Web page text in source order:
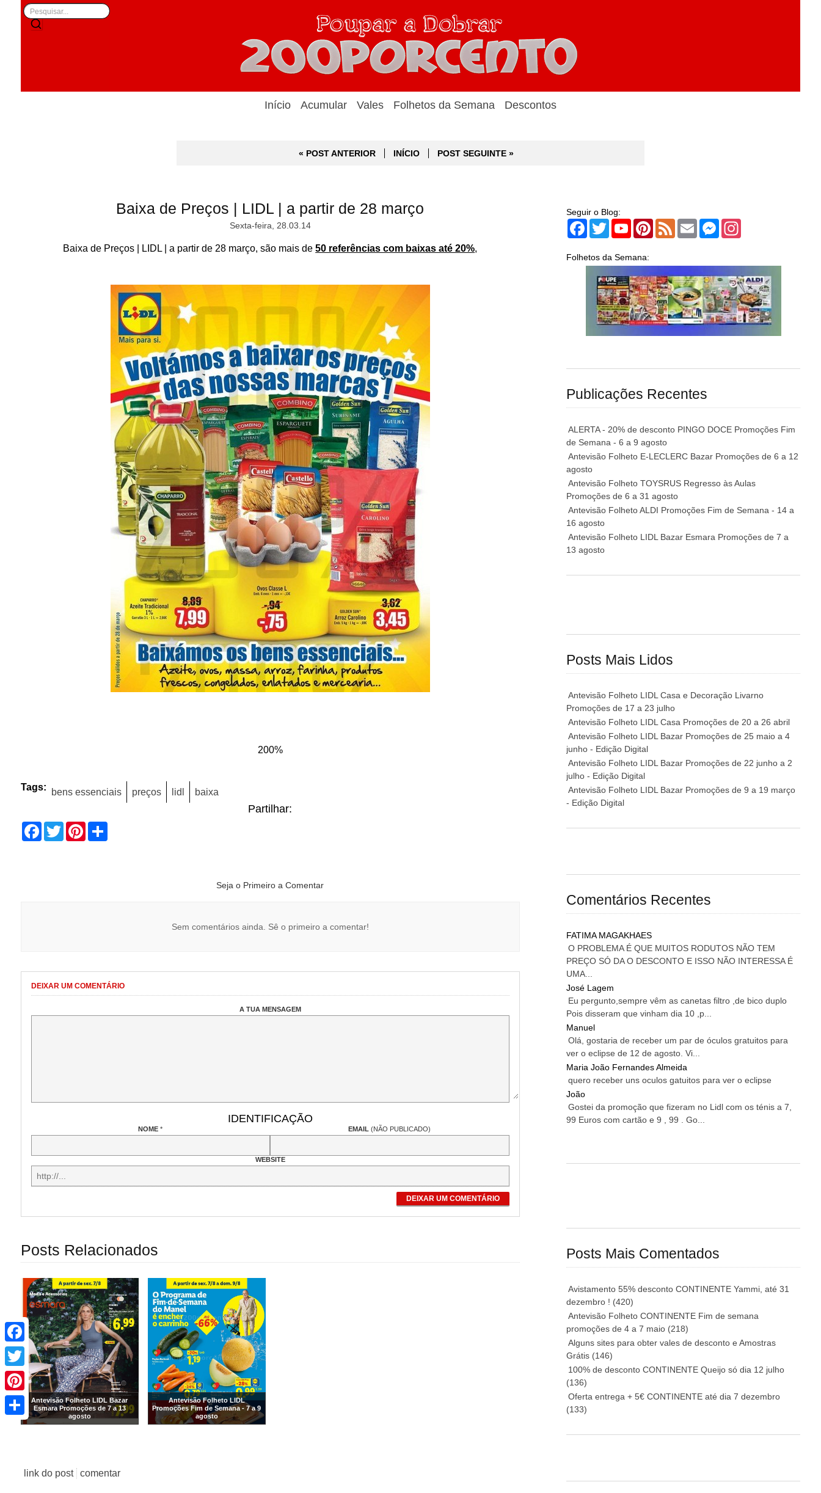
Início Acumular Vales Folhetos da Semana Descontos
« POST ANTERIOR INÍCIO POST SEGUINTE »
Baixa de Preços | LIDL | a partir de 28 março
Sexta-feira, 28.03.14
Baixa de Preços | LIDL | a partir de 28 março, são mais de50 referências com baixas até 20%
200%
Tags: bens essenciais preços lidl baixa
Partilhar:
Facebook
TwitterPinterest
Share
Seja o Primeiro a Comentar
Sem comentários ainda. Sê o primeiro a comentar!
DEIXAR UM COMENTÁRIO
A TUA MENSAGEM
IDENTIFICAÇÃO
NOME* EMAIL(NÃO PUBLICADO)
WEBSITE
DEIXAR UM COMENTÁRIO
Posts Relacionados
Antevisão Folheto LIDL Bazar
Esmara Promoções de 7 a 13
agosto
Antevisão Folheto LIDL
Promoções Fim de Semana - 7 a 9
agosto
link do post comentar
Seguir o Blog:
Facebook
TwitterYouTubePinterest
Feed Email Messenger
Folhetos da Semana:
Publicações Recentes
ALERTA - 20% de desconto PINGO DOCE Promoções Fim
de Semana - 6 a 9 agosto
Antevisão Folheto E-LECLERC Bazar Promoções de 6 a 12
agosto
Antevisão Folheto TOYSRUS Regresso às Aulas
Promoções de 6 a 31 agosto
Antevisão Folheto ALDI Promoções Fim de Semana - 14 a
16 agosto
Antevisão Folheto LIDL Bazar Esmara Promoções de 7 a
13 agosto
Posts Mais Lidos
Antevisão Folheto LIDL Casa e Decoração Livarno
Promoções de 17 a 23 julho
Antevisão Folheto LIDL Casa Promoções de 20 a 26 abril
Antevisão Folheto LIDL Bazar Promoções de 25 maio a 4
junho - Edição Digital
Antevisão Folheto LIDL Bazar Promoções de 22 junho a 2
julho - Edição Digital
Antevisão Folheto LIDL Bazar Promoções de 9 a 19 março
- Edição Digital
Comentários Recentes
FATIMA MAGAKHAES
O PROBLEMA É QUE MUITOS RODUTOS NÃO TEM
PREÇO SÓ DA O DESCONTO E ISSO NÃO INTERESSA É
UMA...
José Lagem
Eu pergunto,sempre vêm as canetas filtro ,de bico duplo
Pois disseram que vinham dia 10 ,p...
Manuel
Olá, gostaria de receber um par de óculos gratuitos para
ver o eclipse de 12 de agosto. Vi...
Maria João Fernandes Almeida
quero receber uns oculos gatuitos para ver o eclipse
João
Gostei da promoção que fizeram no Lidl com os ténis a 7,
99 Euros com cartão e 9 , 99 . Go...
Posts Mais Comentados
Avistamento 55% desconto CONTINENTE Yammi, até 31
dezembro ! (420)
Antevisão Folheto CONTINENTE Fim de semana
promoções de 4 a 7 maio (218)
Alguns sites para obter vales de desconto e Amostras
Grátis (146)
100% de desconto CONTINENTE Queijo só dia 12 julho
(136)
Oferta entrega + 5€ CONTINENTE até dia 7 dezembro
(133)
Facebook
Twitter
Pinterest
Share